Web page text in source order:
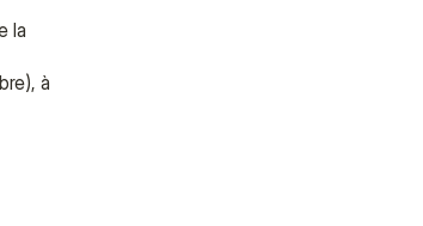
la
à